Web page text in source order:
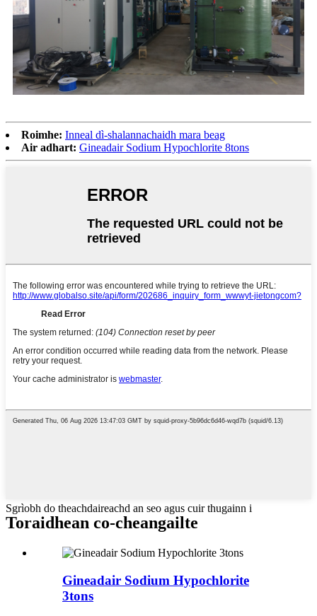
Roimhe: Inneal dì-shalannachaidh mara beag
Air adhart: Gineadair Sodium Hypochlorite 8tons
Sgrìobh do theachdaireachd an seo agus cuir thugainn i
Toraidhean co-cheangailte
Gineadair Sodium Hypochlorite
3tons